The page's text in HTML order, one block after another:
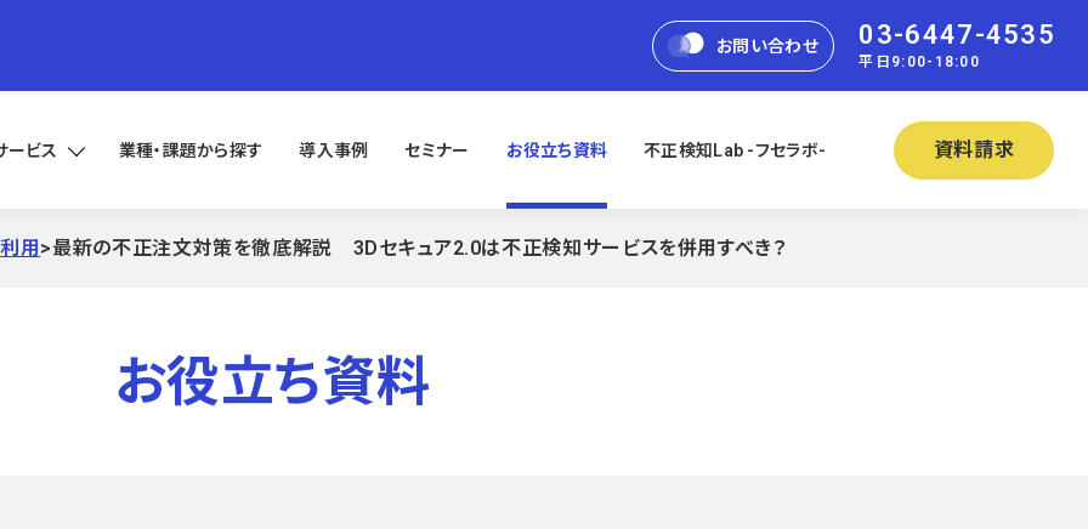
お問い合わせ 03-6447-4535
平日9:00-18:00
ービス 業種・課題から探す 導入事例 セミナー お役立ち資料 不正検知Lab -フセラボ- 資料請求
用>最新の不正注文対策を徹底解説 3Dセキュア2.0は不正検知サービスを併用すべき？
お役立ち資料